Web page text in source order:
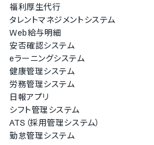
福利厚生代行
タレントマネジメントシステム
Web給与明細
安否確認システム
eラーニングシステム
健康管理システム
労務管理システム
日報アプリ
シフト管理システム
ATS（採用管理システム）
勤怠管理システム